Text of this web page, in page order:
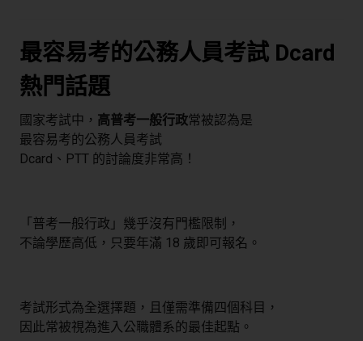
最容易考的公務人員考試 Dcard
熱門話題
國家考試中， 高普考一般行政常被認為是
最容易考的公務人員考試
Dcard、PTT 的討論度非常高！
「普考一般行政」幾乎沒有門檻限制，
不論學歷高低，只要年滿 18 歲即可報名。
考試形式為全選擇題，且僅需準備四個科目，
因此常被視為進入公職體系的最佳起點。